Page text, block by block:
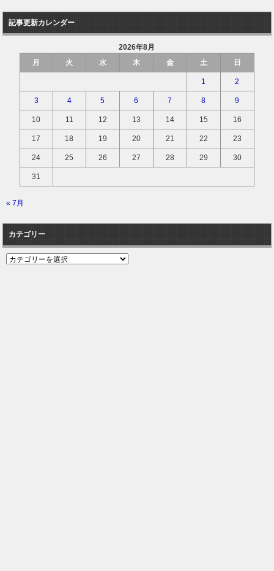
記事更新カレンダー
2026年8月
月
火 水 木 金 土 日
1 2
3 4 5 6 7 8 9
10 11 12 13 14 15 16
17 18 19 20 21 22 23
24 25 26 27 28 29 30
31
« 7月
カテゴリー
カ